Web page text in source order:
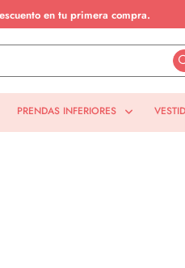
en tu primera compra.
PRENDAS INFERIORES